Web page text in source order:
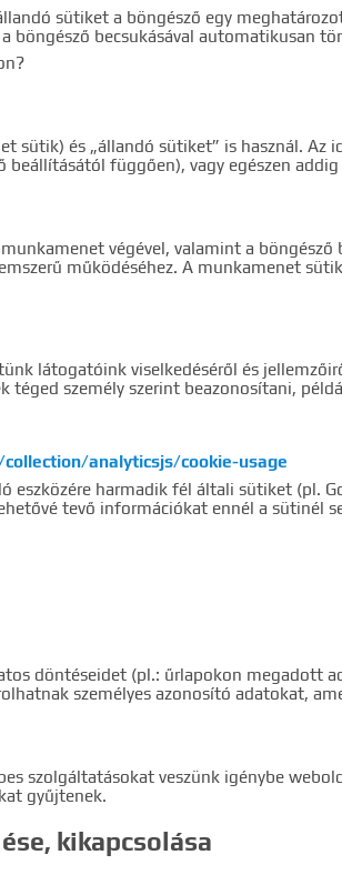
sütiket a böngésző egy
böngésző becsukásával automatikusan
sütik) és „állandó sütiket” is használ.
függően), vagy egészen
végével, valamint a
működéséhez. A munkamenet
látogatóink viselkedéséről és
téged személy szerint beazonosítani,
analyticsjs/cookie-usage
eszközére harmadik fél általi sütiket (pl.
tevő információkat ennél a sütinél
döntéseidet (pl.: űrlapokon
személyes azonosító adatokat,
szolgáltatásokat veszünk igénybe
gyűjtenek.
kikapcsolása